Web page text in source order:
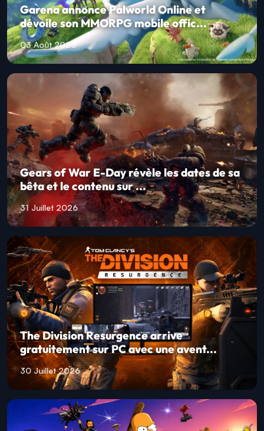
Garena annonce Palworld Online et
dévoile son MMORPG mobile offic...
03 Août 2026
Gears of War E-Day révèle les dates de sa
bêta et le contenu sur ...
31 Juillet 2026
The Division Resurgence arrive
gratuitement sur PC avec une avent...
30 Juillet 2026